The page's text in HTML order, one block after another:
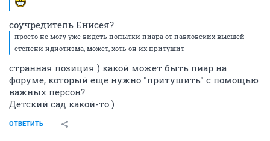
соучредитель Енисея?
просто не могу уже видеть попытки пиара от павловских высшей
степени идиотизма, может, хоть он их притушит
странная позиция ) какой может быть пиар на
форуме, который еще нужно "притушить" с помощью
важных персон?
Детский сад какой-то )
ОТВЕТИТЬ